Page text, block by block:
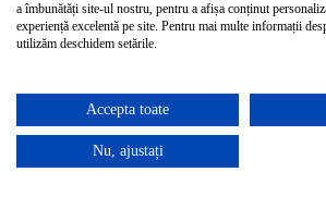
a îmbunătăți site-ul nostru, pentru a afișa conținut
experiență excelentă pe site. Pentru mai multe informații
utilizăm deschidem setările.
Accepta toate
Nu, ajustați